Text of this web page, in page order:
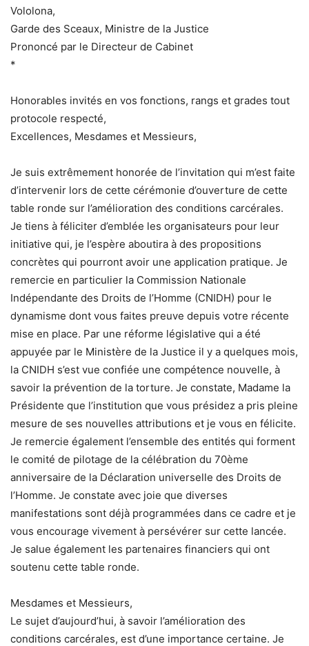
Vololona,
Garde des Sceaux, Ministre de la Justice
Prononcé par le Directeur de Cabinet
*
Honorables invités en vos fonctions, rangs et grades tout
protocole respecté,
Excellences, Mesdames et Messieurs,
Je suis extrêmement honorée de l’invitation qui m’est faite
d’intervenir lors de cette cérémonie d’ouverture de cette
table ronde sur l’amélioration des conditions carcérales.
Je tiens à féliciter d’emblée les organisateurs pour leur
initiative qui, je l’espère aboutira à des propositions
concrètes qui pourront avoir une application pratique. Je
remercie en particulier la Commission Nationale
Indépendante des Droits de l’Homme (CNIDH) pour le
dynamisme dont vous faites preuve depuis votre récente
mise en place. Par une réforme législative qui a été
appuyée par le Ministère de la Justice il y a quelques mois,
la CNIDH s’est vue confiée une compétence nouvelle, à
savoir la prévention de la torture. Je constate, Madame la
Présidente que l’institution que vous présidez a pris pleine
mesure de ses nouvelles attributions et je vous en félicite.
Je remercie également l’ensemble des entités qui forment
le comité de pilotage de la célébration du 70ème
anniversaire de la Déclaration universelle des Droits de
l’Homme. Je constate avec joie que diverses
manifestations sont déjà programmées dans ce cadre et je
vous encourage vivement à persévérer sur cette lancée.
Je salue également les partenaires financiers qui ont
soutenu cette table ronde.
Mesdames et Messieurs,
Le sujet d’aujourd’hui, à savoir l’amélioration des
conditions carcérales, est d’une importance certaine. Je